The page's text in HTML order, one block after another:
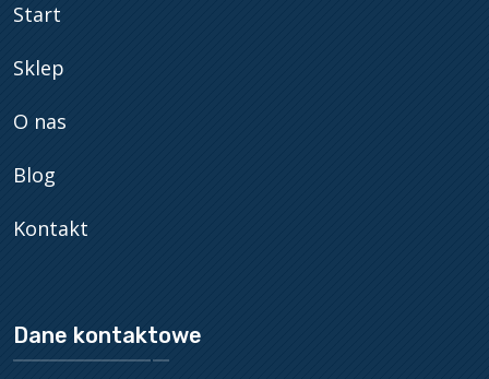
Start
Sklep
O nas
Blog
Kontakt
Dane kontaktowe